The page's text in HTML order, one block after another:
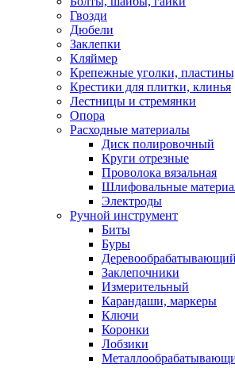
Гвозди
Дюбели
Заклепки
Кляймер
Крепежные уголки,
Крестики для плитки, клинья
Лестницы и стремянки
Опора
Расходные материалы
Диск полировочный
Круги отрезные
Проволока вязальная
Шлифовальные
Электроды
Ручной инструмент
Биты
Буры
Деревообрабатывающий
Заклепочники
Измерительный
Карандаши, маркеры
Ключи
Коронки
Лобзики